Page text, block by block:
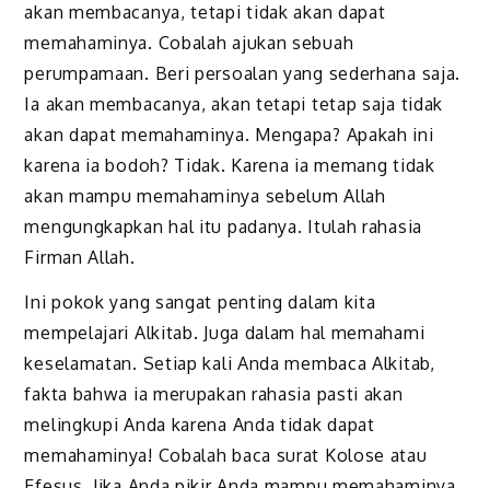
akan membacanya, tetapi tidak akan dapat
memahaminya. Cobalah ajukan sebuah
perumpamaan. Beri persoalan yang sederhana saja.
Ia akan membacanya, akan tetapi tetap saja tidak
akan dapat memahaminya. Mengapa? Apakah ini
karena ia bodoh? Tidak. Karena ia memang tidak
akan mampu memahaminya sebelum Allah
mengungkapkan hal itu padanya. Itulah rahasia
Firman Allah.
Ini pokok yang sangat penting dalam kita
mempelajari Alkitab. Juga dalam hal memahami
keselamatan. Setiap kali Anda membaca Alkitab,
fakta bahwa ia merupakan rahasia pasti akan
melingkupi Anda karena Anda tidak dapat
memahaminya! Cobalah baca surat Kolose atau